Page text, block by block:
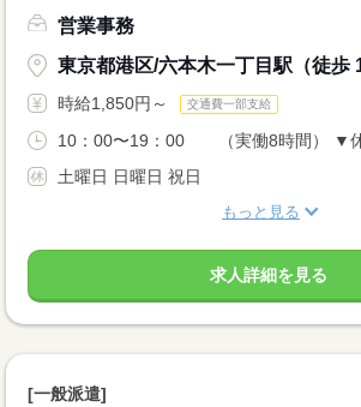
営業事務
東京都港区/六本木一丁目駅（徒歩 1
時給1,850円～ 交通費一部支給
10：00〜19：00 （実働8時間） ▼
土曜日 日曜日 祝日
もっと見る
求人詳細を見る
[一般派遣]